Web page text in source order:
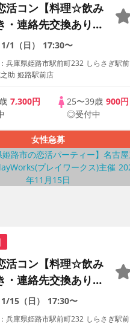
活コン【料理☆飲み
・連絡先交換あり・
型】１名参加多数・
大歓迎☆プレイワー
☆
1（日） 17:30〜
兵庫県姫路市駅前町232 しらさぎ駅前
助 姫路駅前店
7,300円
25〜39歳 900円
◎受付中
女性急募
活コン【料理☆飲み
・連絡先交換あり・
型】１名参加多数・
大歓迎☆プレイワー
15（日） 17:30〜
兵庫県姫路市駅前町232 しらさぎ駅前